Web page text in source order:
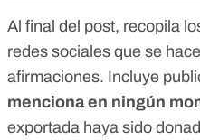
Al final del post, recopila
redes sociales que se
afirmaciones. Incluye
menciona en ningún
exportada haya sido